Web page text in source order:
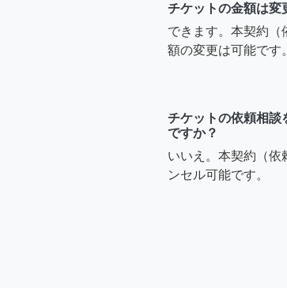
チケットの金額は変
できます。本契約（
額の変更は可能です。
チケットの依頼相談
ですか？
いいえ。本契約（依
ンセル可能です。